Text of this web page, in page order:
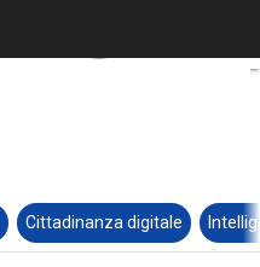
Cittadinanza digitale